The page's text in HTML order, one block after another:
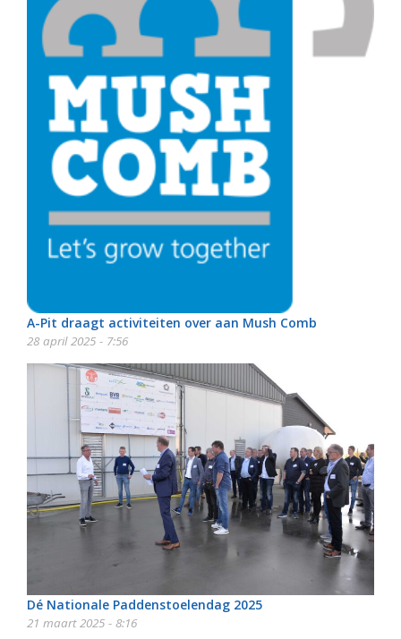
A-Pit draagt activiteiten over aan Mush Comb
28 april 2025 - 7:56
Dé Nationale Paddenstoelendag 2025
21 maart 2025 - 8:16